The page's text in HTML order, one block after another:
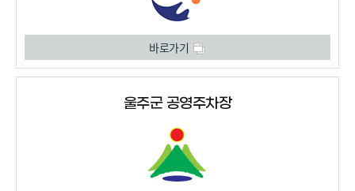
바로가기
울주군 공영주차장